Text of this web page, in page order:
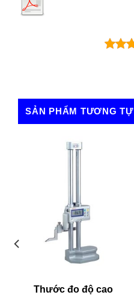
SẢN PHẨM TƯƠNG TỰ
Thước đo độ cao